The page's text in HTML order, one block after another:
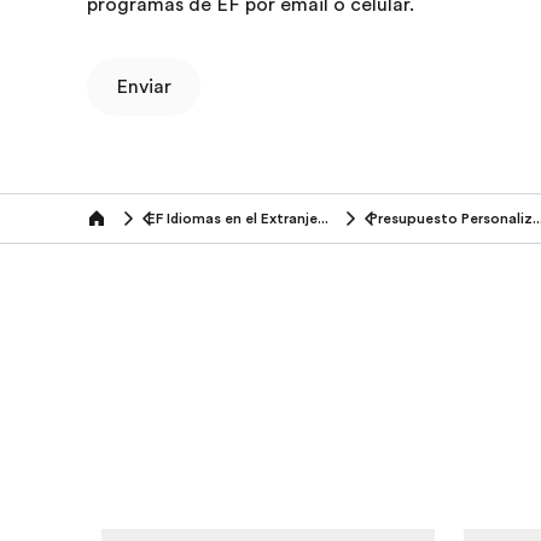
programas de EF por email o celular.
Enviar
Home EF Idiomas en el Extranjero (50+ años) Presupuesto Personalizado